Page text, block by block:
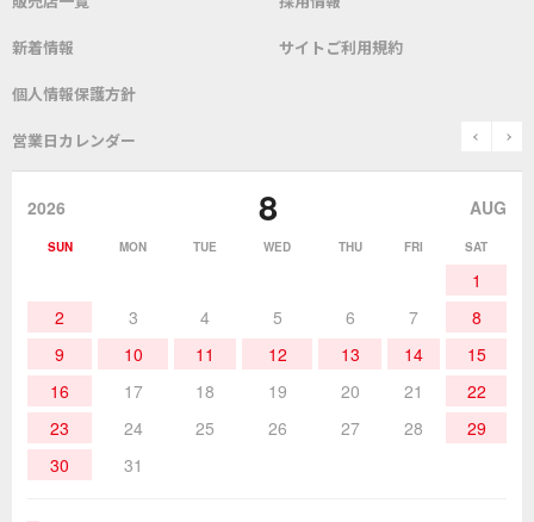
表面実装/SMT関連
作業環境／材料
よくあるご質問 デモ機貸し出しサービス
SDS(MSDS)製品
取扱説明書
該非説明発行の申込み
会社概要 社長あいさつ
グットのあゆみ
新着情報 サイトご利用規約
個人情報保護方針
営業日カレンダー prev
2026 8 AUG
SUN MON TUE WED THU FRI SAT
1
2
3 4 5 6 7
8
9
10 11 12 13 14
15
16
17 18 19 20 21
22
23
24 25 26 27 28
29
30
31